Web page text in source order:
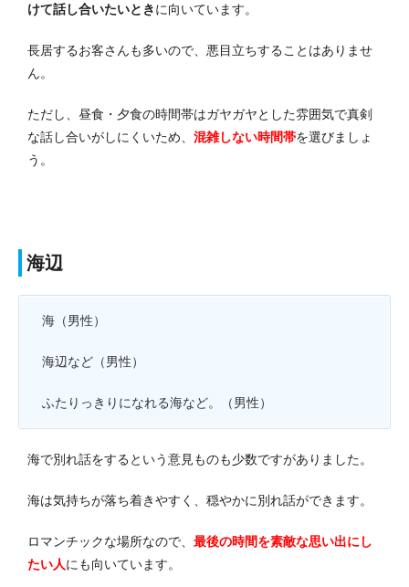
けて話し合いたいときに向いています。
長居するお客さんも多いので、悪目立ちすることはありませ
ん。
ただし、昼食・夕食の時間帯はガヤガヤとした雰囲気で真剣
な話し合いがしにくいため、 混雑しない時間帯を選びましょ
う。
海辺
海（男性）
海辺など（男性）
ふたりっきりになれる海など。 （男性）
海で別れ話をするという意見ものも少数ですがありました。
海は気持ちが落ち着きやすく、穏やかに別れ話ができます。
ロマンチックな場所なので、 最後の時間を素敵な思い出にし
たい人にも向いています。